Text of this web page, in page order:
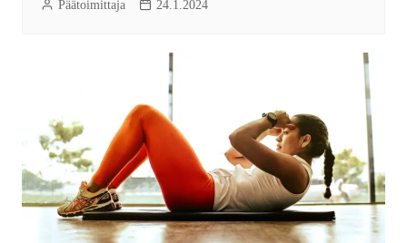
Päätoimittaja 24.1.2024